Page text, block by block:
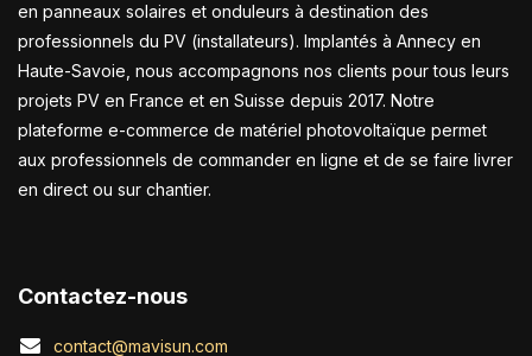
en panneaux solaires et onduleurs à destination des
professionnels du PV (installateurs). Implantés à Annecy en
Haute-Savoie, nous accompagnons nos clients pour tous leurs
projets PV en France et en Suisse depuis 2017. Notre
plateforme e-commerce de matériel photovoltaïque permet
aux professionnels de commander en ligne et de se faire livrer
en direct ou sur chantier.
Contactez-nous
contact@mavisun.com